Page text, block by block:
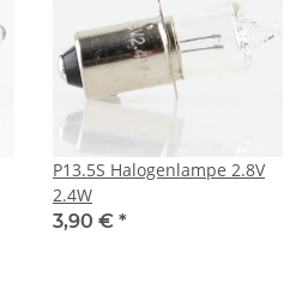
P13.5S Halogenlampe 2.8V
2.4W
3,90 € *